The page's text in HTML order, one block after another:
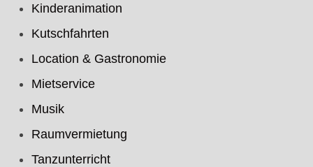
Kinderanimation
Kutschfahrten
Location & Gastronomie
Mietservice
Musik
Raumvermietung
Tanzunterricht